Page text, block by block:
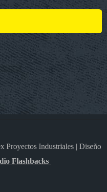
Proyectos Industriales | Diseño
Flashbacks